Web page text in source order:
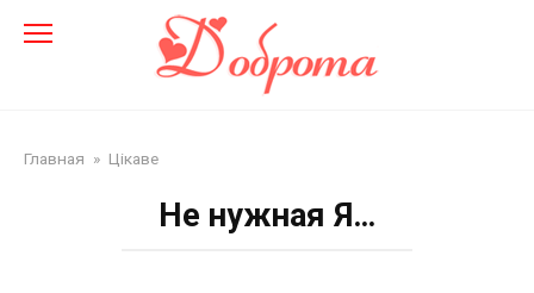
Главная » Цікаве
Не нужная Я…